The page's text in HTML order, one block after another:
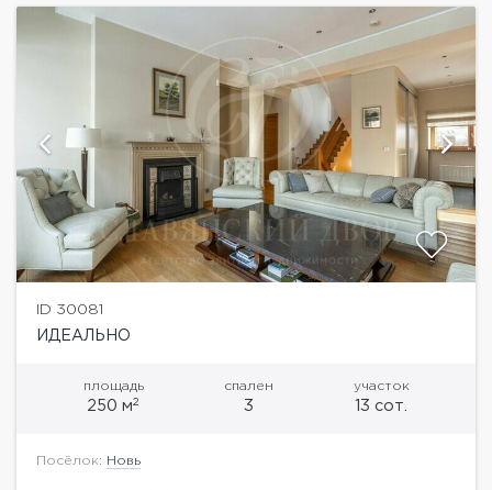
ID 30081
ИДЕАЛЬНО
площадь
250 м2
спален
3
участок
13 сот.
Посёлок: Новь